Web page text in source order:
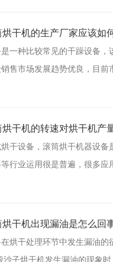
干机的生产厂家应该如
一种比较常见的干躁设备
售市场发展趋势优良，目
干机的转速对烘干机产
干设备，滚筒烘干机器设
行业运用很是普遍，很多
干机出现漏油是怎么回
烘干处理环节中发生漏油
沙子烘干机发生漏油的现象